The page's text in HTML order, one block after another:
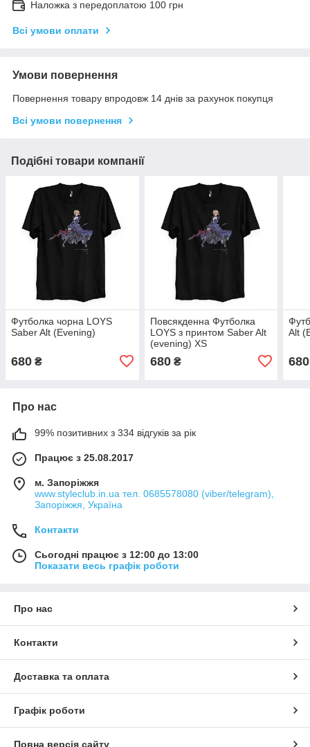
Наложка з передоплатою 100 грн
Всі умови оплати
Умови повернення
Повернення товару впродовж 14 днів за рахунок покупця
Всі умови повернення
Подібні товари компанії
Футболка чорна LOYS
Saber Alt (Evening)
680 ₴
Повсякденна Футболка
LOYS з принтом Saber Alt
(evening) XS
680₴
Alt
680
Про нас
99% позитивних з 334 відгуків за рік
Працює з 25.08.2017
м. Запоріжжя
www.styleclub.in.ua тел. 0685578080 (viber/telegram),
Запоріжжя, Україна
Контакти
Сьогодні працює з 12:00 до 13:00
Показати весь графік роботи
Про нас
Контакти
Доставка та оплата
Графік роботи
Повна версія сайту